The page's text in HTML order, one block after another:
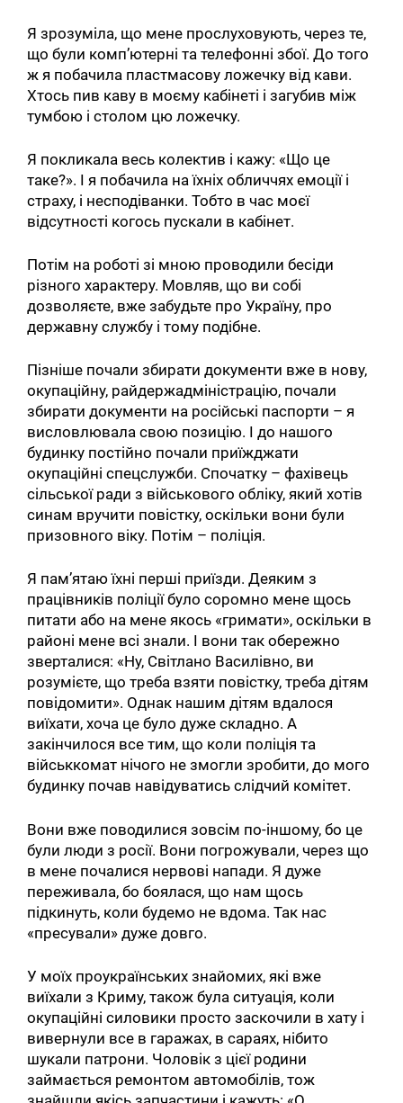
Пошук за запитом:
Я зрозуміла, що мене прослуховують, через те,
що були комп’ютерні та телефонні збої. До того
ж я побачила пластмасову ложечку від кави.
Хтось пив каву в моєму кабінеті і загубив між
тумбою і столом цю ложечку.
Я покликала весь колектив і кажу: «Що це
таке?». І я побачила на їхніх обличчях емоції і
страху, і несподіванки. Тобто в час моєї
відсутності когось пускали в кабінет.
Потім на роботі зі мною проводили бесіди
різного характеру. Мовляв, що ви собі
дозволяєте, вже забудьте про Україну, про
державну службу і тому подібне.
Пізніше почали збирати документи вже в нову,
окупаційну, райдержадміністрацію, почали
збирати документи на російські паспорти – я
висловлювала свою позицію. І до нашого
будинку постійно почали приїжджати
окупаційні спецслужби. Спочатку – фахівець
сільської ради з військового обліку, який хотів
синам вручити повістку, оскільки вони були
призовного віку. Потім – поліція.
Я пам’ятаю їхні перші приїзди. Деяким з
працівників поліції було соромно мене щось
питати або на мене якось «гримати», оскільки в
районі мене всі знали. І вони так обережно
зверталися: «Ну, Світлано Василівно, ви
розумієте, що треба взяти повістку, треба дітям
повідомити». Однак нашим дітям вдалося
виїхати, хоча це було дуже складно. А
закінчилося все тим, що коли поліція та
військкомат нічого не змогли зробити, до мого
будинку почав навідуватись слідчий комітет.
Вони вже поводилися зовсім по-іншому, бо це
були люди з росії. Вони погрожували, через що
в мене почалися нервові напади. Я дуже
переживала, бо боялася, що нам щось
підкинуть, коли будемо не вдома. Так нас
«пресували» дуже довго.
У моїх проукраїнських знайомих, які вже
виїхали з Криму, також була ситуація, коли
окупаційні силовики просто заскочили в хату і
вивернули все в гаражах, в сараях, нібито
шукали патрони. Чоловік з цієї родини
займається ремонтом автомобілів, тож